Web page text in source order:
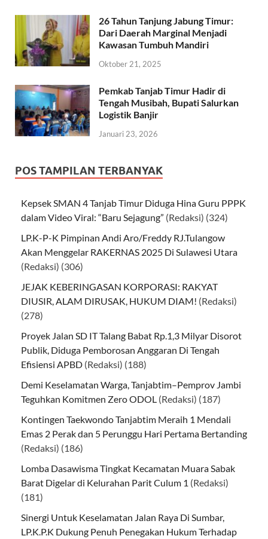
26 Tahun Tanjung Jabung Timur:
Dari Daerah Marginal Menjadi
Kawasan Tumbuh Mandiri
Oktober 21, 2025
Pemkab Tanjab Timur Hadir di
Tengah Musibah, Bupati Salurkan
Logistik Banjir
Januari 23, 2026
POS TAMPILAN TERBANYAK
Kepsek SMAN 4 Tanjab Timur Diduga Hina Guru PPPK
dalam Video Viral: “Baru Sejagung” (Redaksi) (324)
LP.K-P-K Pimpinan Andi Aro/Freddy RJ.Tulangow
Akan Menggelar RAKERNAS 2025 Di Sulawesi Utara
(Redaksi) (306)
JEJAK KEBERINGASAN KORPORASI: RAKYAT
DIUSIR, ALAM DIRUSAK, HUKUM DIAM! (Redaksi)
(278)
Proyek Jalan SD IT Talang Babat Rp.1,3 Milyar Disorot
Publik, Diduga Pemborosan Anggaran Di Tengah
Efisiensi APBD (Redaksi) (188)
Demi Keselamatan Warga, Tanjabtim–Pemprov Jambi
Teguhkan Komitmen Zero ODOL (Redaksi) (187)
Kontingen Taekwondo Tanjabtim Meraih 1 Mendali
Emas 2 Perak dan 5 Perunggu Hari Pertama Bertanding
(Redaksi) (186)
Lomba Dasawisma Tingkat Kecamatan Muara Sabak
Barat Digelar di Kelurahan Parit Culum 1 (Redaksi)
(181)
Sinergi Untuk Keselamatan Jalan Raya Di Sumbar,
LP.K.P.K Dukung Penuh Penegakan Hukum Terhadap